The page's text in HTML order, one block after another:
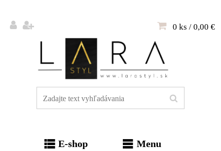
0 ks / 0,00 €
E-shop Menu